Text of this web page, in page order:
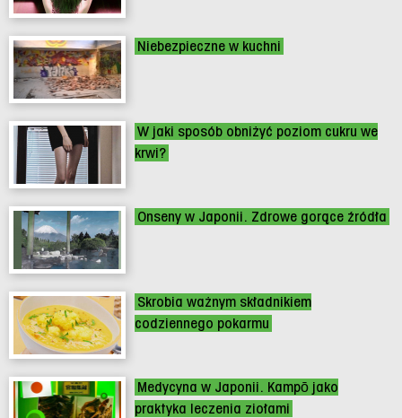
Niebezpieczne w kuchni
W jaki sposób obniżyć poziom cukru we
krwi?
Onseny w Japonii. Zdrowe gorące źródła
Skrobia ważnym składnikiem
codziennego pokarmu
Medycyna w Japonii. Kampō jako
praktyka leczenia ziołami